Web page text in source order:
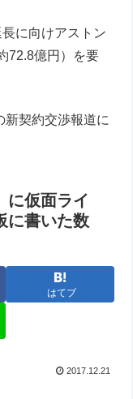
に向けアストン
72.8億円）を要
新契約交渉報道に
に仮面ライ
に書いた数
はてブ
2017.12.21